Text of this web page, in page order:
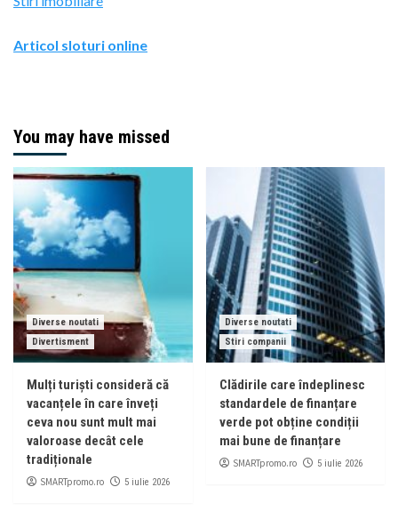
Articol sloturi online
You may have missed
Diverse noutati
Divertisment
Mulți turiști consideră că
vacanțele în care înveți
ceva nou sunt mult mai
valoroase decât cele
tradiționale
SMARTpromo.ro 5 iulie 2026
Diverse noutati
Stiri companii
Clădirile care îndeplinesc
standardele de finanțare
verde pot obține condiții
mai bune de finanțare
SMARTpromo.ro 5 iulie 2026